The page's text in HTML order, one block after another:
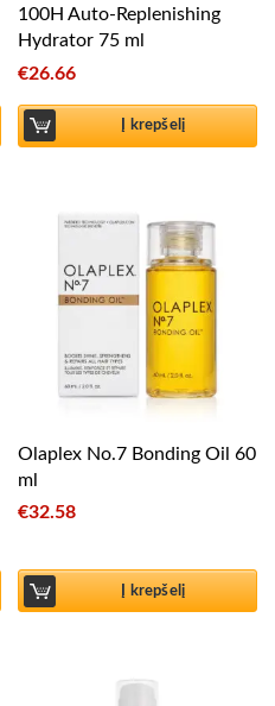
100H Auto-Replenishing
Hydrator 75 ml
€26.66
Į krepšelį
Olaplex No.7 Bonding Oil 60
ml
€32.58
Į krepšelį